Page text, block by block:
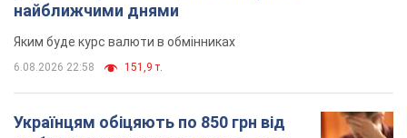
найближчими днями
Яким буде курс валюти в обмінниках
6.08.2026 22:58 151,9 т.
Українцям обіцяють по 850 грн від